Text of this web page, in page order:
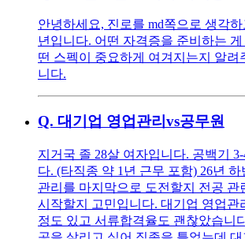
안녕하세요, 진로를 md쪽으로 생각
년입니다. 어떤 자격증을 준비하는 게
떤 스펙이 중요하게 여겨지는지 알려
니다.
Q. 대기업 영업관리vs공무원
지거국 졸 28살 여자입니다. 공백기
다. (타직종 약 1년 근무 포함) 26년
관리를 마지막으로 도전할지 전공 관
시작할지 고민입니다. 대기업 영업관
정도 있고 서류합격율도 괜찮았습니